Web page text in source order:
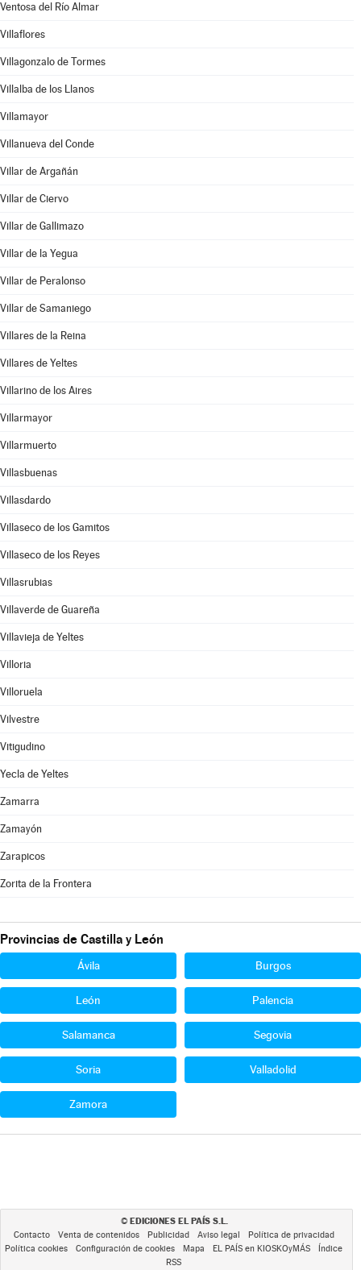
Ventosa del Río Almar
Villaflores
Villagonzalo de Tormes
Villalba de los Llanos
Villamayor
Villanueva del Conde
Villar de Argañán
Villar de Ciervo
Villar de Gallimazo
Villar de la Yegua
Villar de Peralonso
Villar de Samaniego
Villares de la Reina
Villares de Yeltes
Villarino de los Aires
Villarmayor
Villarmuerto
Villasbuenas
Villasdardo
Villaseco de los Gamitos
Villaseco de los Reyes
Villasrubias
Villaverde de Guareña
Villavieja de Yeltes
Villoria
Villoruela
Vilvestre
Vitigudino
Yecla de Yeltes
Zamarra
Zamayón
Zarapicos
Zorita de la Frontera
Provincias de Castilla y León
Ávila Burgos
León Palencia
Salamanca Segovia
Soria Valladolid
Zamora
© EDICIONES EL PAÍS S.L.
Contacto Venta de contenidos Publicidad Aviso legal
Política de privacidad
Política cookies
Configuración de cookies Mapa EL PAÍS en KIOSKOyMÁS
Índice
RSS